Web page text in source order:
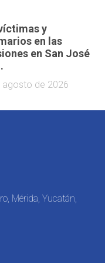
y
en las
en San José
agosto de 2026
Mérida, Yucatán,